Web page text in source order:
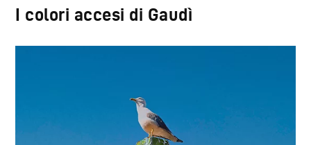
I colori accesi di Gaudì